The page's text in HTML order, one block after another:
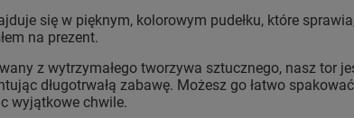
się w pięknym, kolorowym pudełku, które
na prezent.
z wytrzymałego tworzywa sztucznego, nasz tor
długotrwałą zabawę. Możesz go łatwo
wyjątkowe chwile.